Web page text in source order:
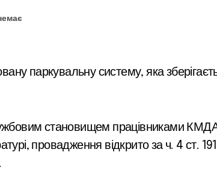
становищем працівниками КМДА
провадження відкрито за ч. 4 ст.